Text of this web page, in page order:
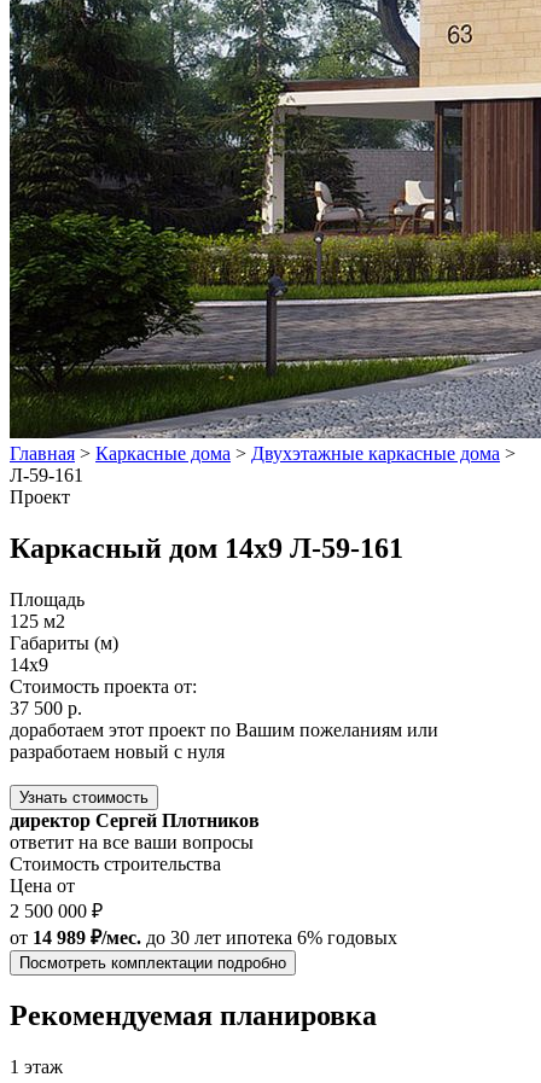
Главная > Каркасные дома > Двухэтажные каркасные дома >
Л-59-161
Проект
Каркасный дом 14x9 Л-59-161
Площадь
125 м2
Габариты (м)
14x9
Стоимость проекта от:
37 500 р.
доработаем этот проект по Вашим пожеланиям или
разработаем новый с нуля
Узнать стоимость
директор Сергей Плотников
ответит на все ваши вопросы
Стоимость строительства
Цена от
2 500 000 ₽
от 14 989 ₽/мес. до 30 лет ипотека 6% годовых
Посмотреть комплектации подробно
Рекомендуемая планировка
1 этаж